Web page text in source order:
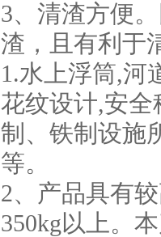
3、清渣方便
渣，且有利于
1.水上浮筒,河
花纹设计,安
制、铁制设施
等。
2、产品具有
350kg以上。